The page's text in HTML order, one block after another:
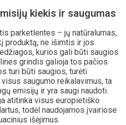
kiekis ir saugumas
parketlentes – jų natūralumas,
produktą, ne išimtis ir jos
kurios gali būti saugios
grindis galioja tos pačios
turi būti saugios, turėti
saugumo reikalavimus, ta
emisijų ir yra saugi naudoti.
atitinka visus europietiško
todėl naudojamos įvairiose
išėjimus.